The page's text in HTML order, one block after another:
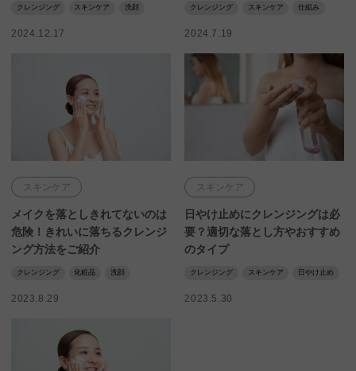
クレンジング スキンケア 洗顔
2024.12.17
クレンジング スキンケア 仕組み
2024.7.19
スキンケア
メイクを落としきれてないのは
危険！きれいに落ちるクレンジ
ング方法をご紹介
クレンジング 化粧品 洗顔
2023.8.29
スキンケア
日やけ止めにクレンジングは必
要？適切な落とし方やおすすめ
のタイプ
クレンジング スキンケア 日やけ止め
2023.5.30